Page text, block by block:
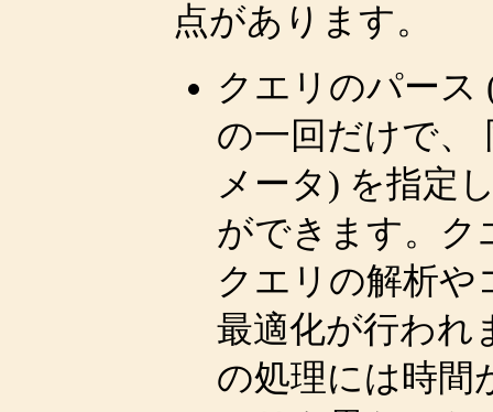
点があります。
クエリのパース
の一回だけで、
メータ) を指定
ができます。ク
クエリの解析や
最適化が行われ
の処理には時間